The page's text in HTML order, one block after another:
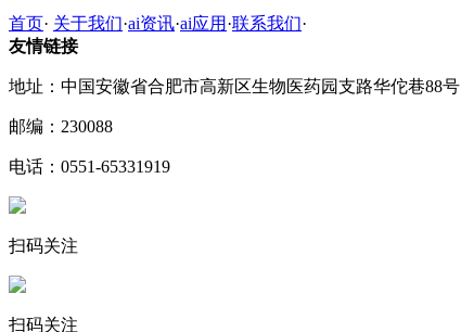
首页· 关于我们·ai资讯·ai应用 ·联系我们·
友情链接
地址：中国安徽省合肥市高新区生物医药园支路华佗巷88号
邮编：230088
电话：0551-65331919
扫码关注
扫码关注